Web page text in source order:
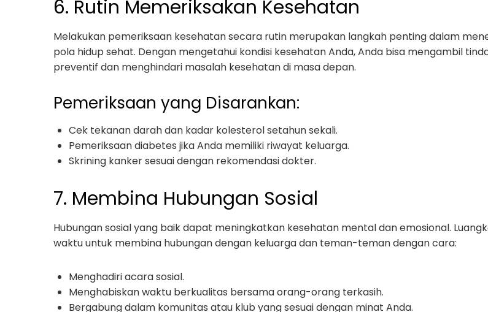
6. Rutin Memeriksakan Kesehatan
Melakukan pemeriksaan kesehatan secara rutin merupakan langkah penting dalam
pola hidup sehat. Dengan mengetahui kondisi kesehatan Anda, Anda bisa mengambil
preventif dan menghindari masalah kesehatan di masa depan.
Pemeriksaan yang Disarankan:
Cek tekanan darah dan kadar kolesterol setahun sekali.
Pemeriksaan diabetes jika Anda memiliki riwayat keluarga.
Skrining kanker sesuai dengan rekomendasi dokter.
7. Membina Hubungan Sosial
Hubungan sosial yang baik dapat meningkatkan kesehatan mental dan emosional.
waktu untuk membina hubungan dengan keluarga dan teman-teman dengan cara:
Menghadiri acara sosial.
Menghabiskan waktu berkualitas bersama orang-orang terkasih.
Bergabung dalam komunitas atau klub yang sesuai dengan minat Anda.